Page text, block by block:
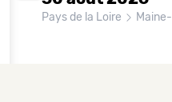
Pays de la Loire